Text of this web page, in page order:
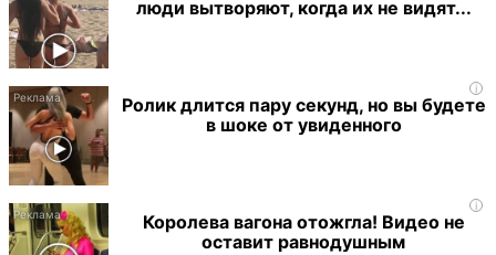
люди вытворяют, когда их не видят...
i
Ролик длится пару секунд, но вы будете
в шоке от увиденного
i
Королева вагона отожгла! Видео не
оставит равнодушным